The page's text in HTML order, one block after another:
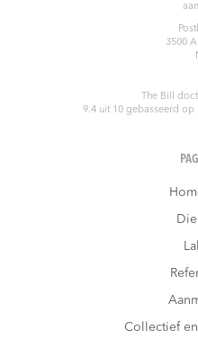
3500
The Bill
9.4uit 10gebasseerd op
Collectief